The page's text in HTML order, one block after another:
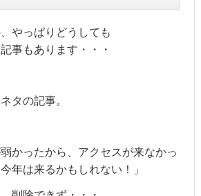
やっぱりどうしても
事もあります・・・
タの記事。
弱かったから、アクセスが来なかっ
年は来るかもしれない！」